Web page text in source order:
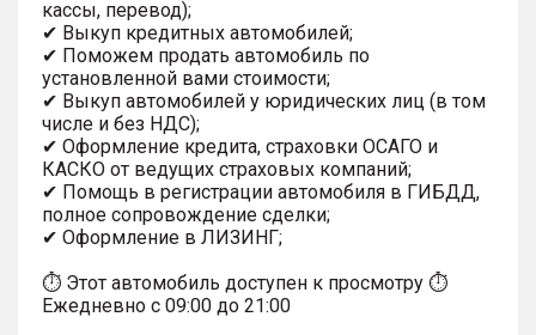
кассы, перевод);
✔ Выкуп кредитных автомобилей;
✔ Поможем продать автомобиль по
установленной вами стоимости;
✔ Выкуп автомобилей у юридических лиц (в том
числе и без НДС);
✔ Оформление кредита, страховки ОСАГО и
КАСКО от ведущих страховых компаний;
✔ Помощь в регистрации автомобиля в ГИБДД,
полное сопровождение сделки;
✔ Оформление в ЛИЗИНГ;
⏱ Этот автомобиль доступен к просмотру ⏱
Ежедневно с 09:00 до 21:00